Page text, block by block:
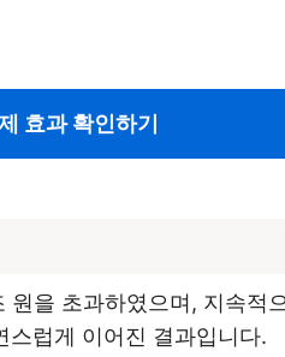
효과 확인하기
을 초과하였으며, 지속적
스럽게 이어진 결과입니다.